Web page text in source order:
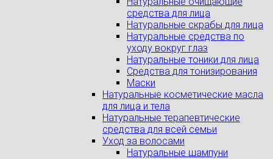
средства для лица
Натуральные скрабы для лица
Натуральные средства по
уходу вокруг глаз
Натуральные тоники для лица
Средства для тонизирования
Маски
Натуральные косметические масла
для лица и тела
Натуральные терапевтические
средства для всей семьи
Уход за волосами
Натуральные шампуни